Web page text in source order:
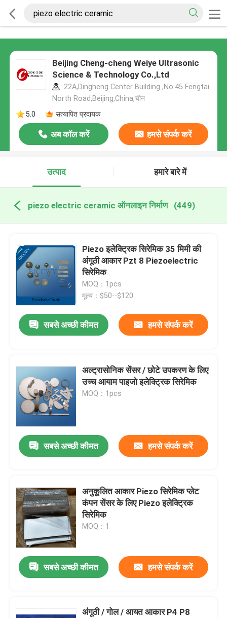
Beijing Cheng-cheng Weiye Ultrasonic
Science & Technology Co.,Ltd
22A,Dingheng Center Building ,No.45 Fengtai
North Road,Beijing,China,चीन
5.0
सत्यापित प्रदायक
अब कॉल करें हमसे संपर्क करें
उत्पाद हमारे बारे में
piezo electric ceramic ऑनलाइन निर्माण (449)
Piezo इलेक्ट्रिक सिरेमिक 35 मिमी की
अंगूठी आकार Pzt 8 Piezoelectric
सिरेमिक
MOQ：1pcs
मूल्य：$50--$120
सबसे अच्छी कीमत हमसे संपर्क करें
अल्ट्रासोनिक सेंसर / छोटे उपकरण के लिए
उच्च आयाम पाइजो इलेक्ट्रिक सिरेमिक
MOQ：1pcs
सबसे अच्छी कीमत हमसे संपर्क करें
अनुकूलित आकार Piezo सिरेमिक प्लेट
कंपन सेंसर के लिए Piezo इलेक्ट्रिक
सिरेमिक
MOQ：1
सबसे अच्छी कीमत हमसे संपर्क करें
अंगूठी / गोल / आयत आकार P4 P8